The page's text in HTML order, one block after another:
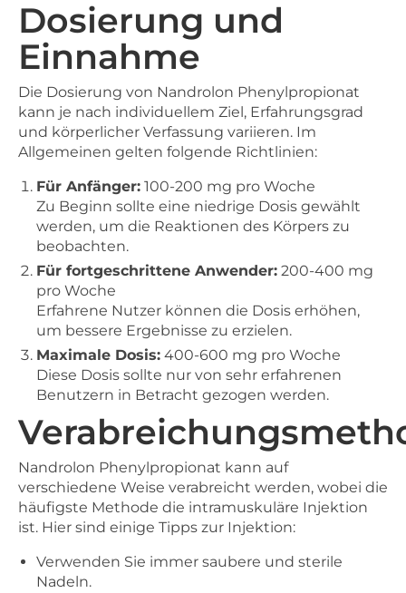
Dosierung und
Einnahme
Die Dosierung von Nandrolon Phenylpropionat
kann je nach individuellem Ziel, Erfahrungsgrad
und körperlicher Verfassung variieren. Im
Allgemeinen gelten folgende Richtlinien:
Für Anfänger: 100-200 mg pro Woche
Zu Beginn sollte eine niedrige Dosis gewählt
werden, um die Reaktionen des Körpers zu
beobachten.
Für fortgeschrittene Anwender: 200-400 mg
pro Woche
Erfahrene Nutzer können die Dosis erhöhen,
um bessere Ergebnisse zu erzielen.
Maximale Dosis: 400-600 mg pro Woche
Diese Dosis sollte nur von sehr erfahrenen
Benutzern in Betracht gezogen werden.
Nandrolon Phenylpropionat kann auf
verschiedene Weise verabreicht werden, wobei die
häufigste Methode die intramuskuläre Injektion
ist. Hier sind einige Tipps zur Injektion:
Verwenden Sie immer saubere und sterile
Nadeln.